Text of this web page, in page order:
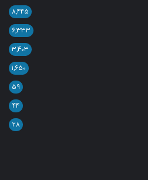
۸,۴۴۵
۶,۳۳۳
۳,۴۰۳
۱,۶۵۰
۵۹
۴۴
۲۸